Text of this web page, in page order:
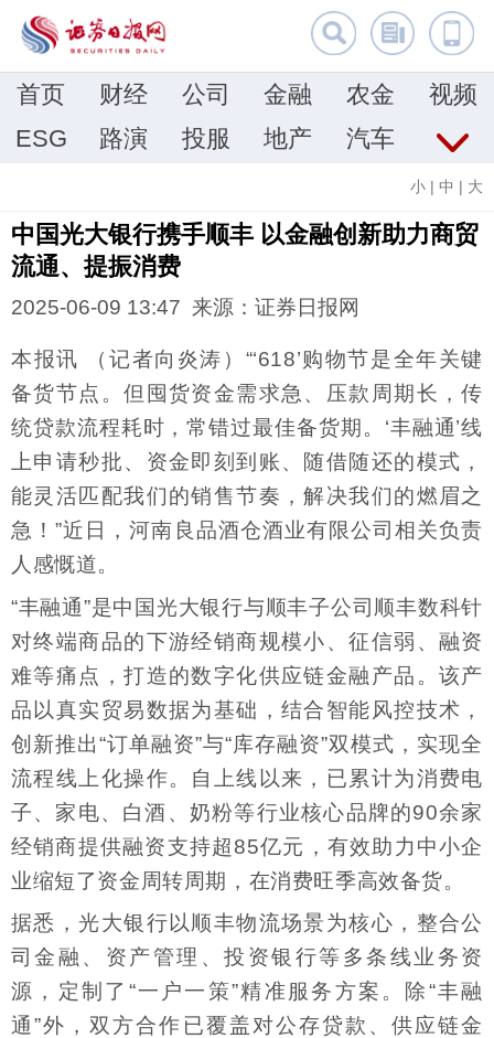
首页 财经 公司 金融 农金
视频
ESG
路演 投服 地产 汽车
小 | 中 | 大
中国光大银行携手顺丰 以金融创新助力商贸
流通、提振消费
2025-06-09 13:47 来源：证券日报网
本报讯 （记者向炎涛）“‘618’购物节是全年关键
备货节点。但囤货资金需求急、压款周期长，传
统贷款流程耗时，常错过最佳备货期。‘丰融通’线
上申请秒批、资金即刻到账、随借随还的模式，
能灵活匹配我们的销售节奏，解决我们的燃眉之
急！”近日，河南良品酒仓酒业有限公司相关负责
人感慨道。
“丰融通”是中国光大银行与顺丰子公司顺丰数科针
对终端商品的下游经销商规模小、征信弱、融资
难等痛点，打造的数字化供应链金融产品。该产
品以真实贸易数据为基础，结合智能风控技术，
创新推出“订单融资”与“库存融资”双模式，实现全
流程线上化操作。自上线以来，已累计为消费电
子、家电、白酒、奶粉等行业核心品牌的90余家
经销商提供融资支持超85亿元，有效助力中小企
业缩短了资金周转周期，在消费旺季高效备货。
据悉，光大银行以顺丰物流场景为核心，整合公
司金融、资产管理、投资银行等多条线业务资
源，定制了“一户一策”精准服务方案。除“丰融
通”外，双方合作已覆盖对公存贷款、供应链金